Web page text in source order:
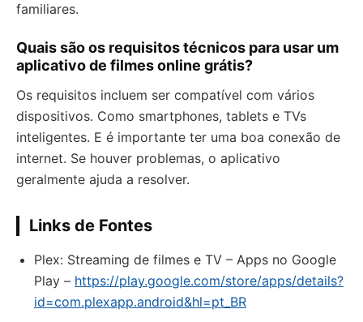
familiares.
Quais são os requisitos técnicos para usar um
aplicativo de filmes online grátis?
Os requisitos incluem ser compatível com vários
dispositivos. Como smartphones, tablets e TVs
inteligentes. E é importante ter uma boa conexão de
internet. Se houver problemas, o aplicativo
geralmente ajuda a resolver.
Links de Fontes
Plex: Streaming de filmes e TV – Apps no Google
Play – https://play.google.com/store/apps/details?
id=com.plexapp.android&hl=pt_BR